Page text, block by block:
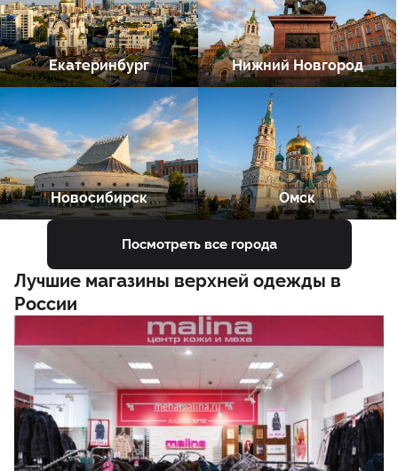
Екатеринбург Нижний Новгород
Новосибирск Омск
Посмотреть все города
Лучшие магазины верхней одежды в
России